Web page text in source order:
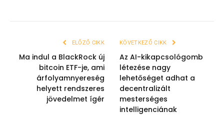
ELŐZŐ CIKK
Ma indul a BlackRock új
bitcoin ETF-je, ami
árfolyamnyereség
helyett rendszeres
jövedelmet ígér
KÖVETKEZŐ CIKK
Az AI-kikapcsológomb
létezése nagy
lehetőséget adhat a
decentralizált
mesterséges
intelligenciának